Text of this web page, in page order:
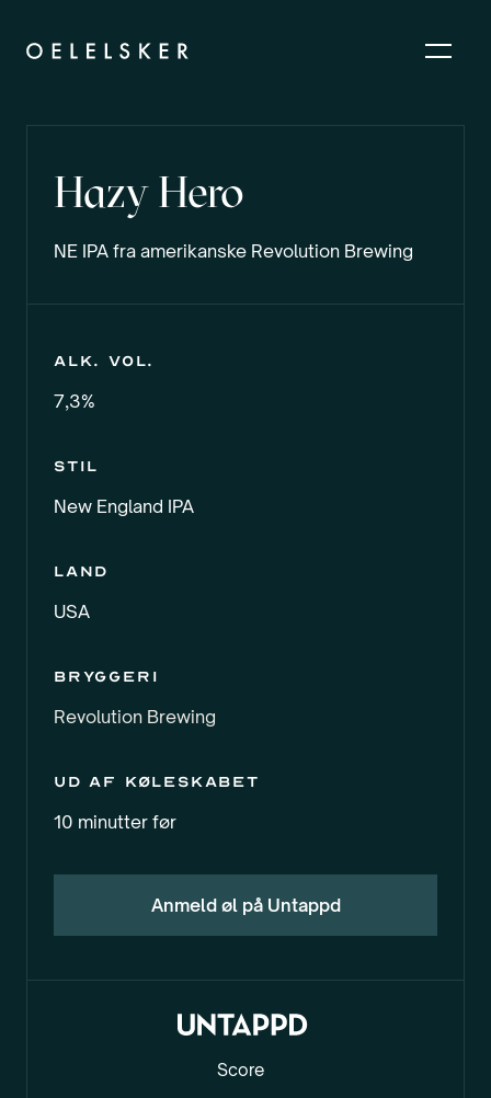
Hazy Hero
NE IPA fra amerikanske Revolution Brewing
Alk. vol.
7,3%
Stil
New England IPA
Land
USA
Bryggeri
Revolution Brewing
Ud af køleskabet
10 minutter før
Anmeld øl på Untappd
Score